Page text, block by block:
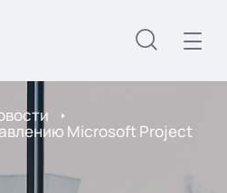
Microsoft Project